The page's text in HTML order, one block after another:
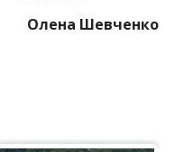
Олена Шевченко